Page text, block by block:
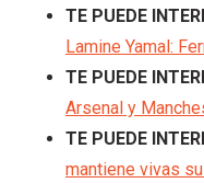
TE PUEDE
Lamine Yamal:
TE PUEDE
Arsenal y
TE PUEDE
mantiene vivas